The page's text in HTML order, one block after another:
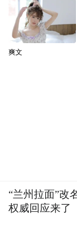
爽文
“兰州拉面”改
权威回应来了